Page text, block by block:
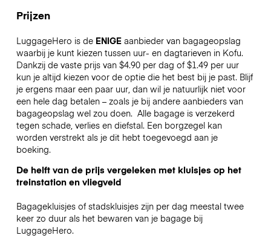
Prijzen
LuggageHero is de ENIGEaanbieder van bagageopslag
waarbij je kunt kiezen tussen uur- en dagtarieven in Kofu.
Dankzij de vaste prijs van $4.90 per dag of $1.49 per uur
kun je altijd kiezen voor de optie die het best bij je past. Blijf
je ergens maar een paar uur, dan wil je natuurlijk niet voor
een hele dag betalen – zoals je bij andere aanbieders van
bagageopslag wel zou doen. Alle bagage is verzekerd
tegen schade, verlies en diefstal. Een borgzegel kan
worden verstrekt als je dit hebt toegevoegd aan je
boeking.
De helft van de prijs vergeleken met kluisjes op het
treinstation en vliegveld
Bagagekluisjes of stadskluisjes zijn per dag meestal twee
keer zo duur als het bewaren van je bagage bij
LuggageHero.